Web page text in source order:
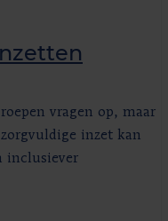
vragen op, maar
inzet kan
inclusiever